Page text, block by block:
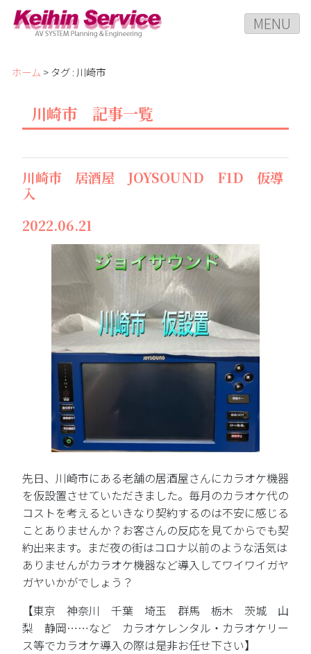
MENU
ホーム > タグ : 川崎市
川崎市 記事一覧
川崎市 居酒屋 JOYSOUND F1D 仮導
入
2022.06.21
先日、川崎市にある老舗の居酒屋さんにカラオケ機器
を仮設置させていただきました。毎月のカラオケ代の
コストを考えるといきなり契約するのは不安に感じる
ことありませんか？お客さんの反応を見てからでも契
約出来ます。まだ夜の街はコロナ以前のような活気は
ありませんがカラオケ機器など導入してワイワイガヤ
ガヤいかがでしょう？
【東京 神奈川 千葉 埼玉 群馬 栃木 茨城 山
梨 静岡……など カラオケレンタル・カラオケリー
ス等でカラオケ導入の際は是非お任せ下さい】